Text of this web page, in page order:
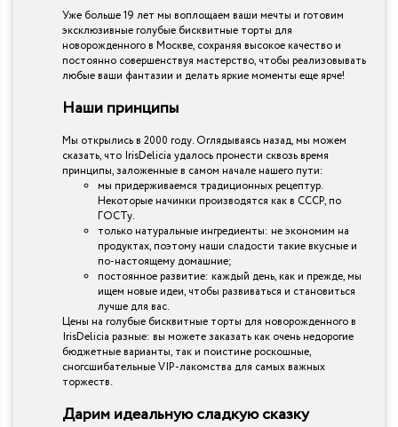
Уже больше 19 лет мы воплощаем ваши мечты и готовим
эксклюзивные голубые бисквитные торты для
новорожденного в Москве, сохраняя высокое качество и
постоянно совершенствуя мастерство, чтобы реализовывать
любые ваши фантазии и делать яркие моменты еще ярче!
Наши принципы
Мы открылись в 2000 году. Оглядываясь назад, мы можем
сказать, что IrisDelicia удалось пронести сквозь время
принципы, заложенные в самом начале нашего пути:
мы придерживаемся традиционных рецептур.
Некоторые начинки производятся как в СССР, по
ГОСТу.
только натуральные ингредиенты: не экономим на
продуктах, поэтому наши сладости такие вкусные и
по-настоящему домашние;
постоянное развитие: каждый день, как и прежде, мы
ищем новые идеи, чтобы развиваться и становиться
лучше для вас.
Цены на голубые бисквитные торты для новорожденного в
IrisDelicia разные: вы можете заказать как очень недорогие
бюджетные варианты, так и поистине роскошные,
сногсшибательные VIP-лакомства для самых важных
торжеств.
Дарим идеальную сладкую сказку